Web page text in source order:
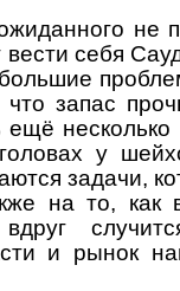
не
себя
запас
ещё
у
задачи,
на то, как
и рынок